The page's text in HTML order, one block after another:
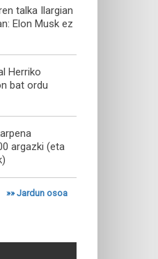
talka Ilargian
Elon Musk ez
Herriko
bat ordu
argazki (eta
»»Jardun osoa